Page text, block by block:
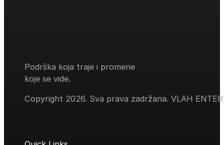
Podrška koja traje i promene
koje se vide.
Copyright 2026. Sva prava zadržana. VLAH